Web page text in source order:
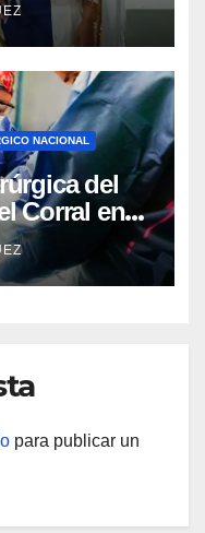
NACIONAL
del
Corral en
para publicar un